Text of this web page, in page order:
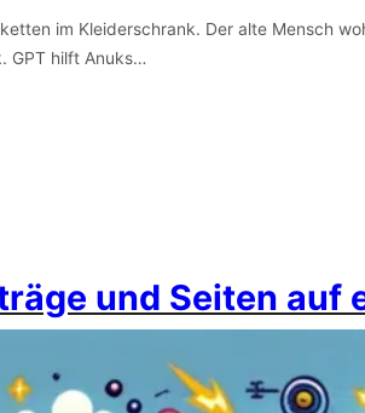
im Kleiderschrank. Der alte Mensch
GPT hilft Anuks…
und Seiten auf